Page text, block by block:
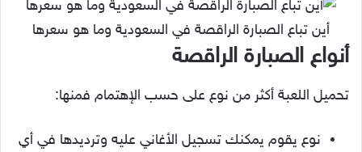
أين تباع الصبارة الراقصة في السعودية وما هو سعرها
أنواع الصبارة الراقصة
تحميل اللعبة أكثر من نوع على حسب الإهتمام فمنها:
نوع يقوم يمكنك تسجيل الأغاني عليه وترديدها في أي